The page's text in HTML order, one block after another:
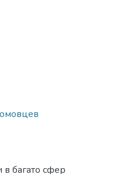
в багато сфер